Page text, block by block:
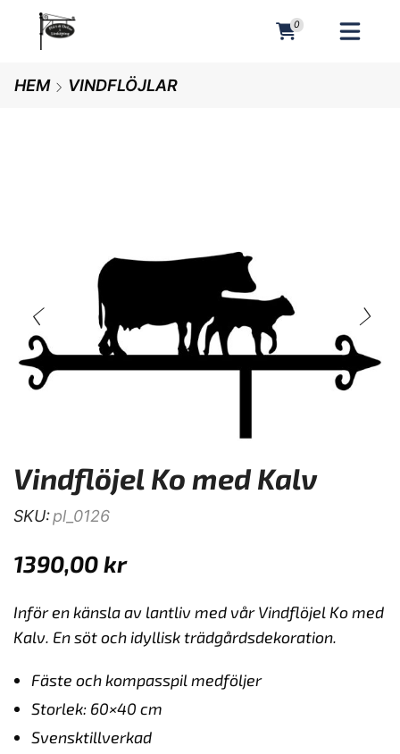
0
HEM VINDFLÖJLAR
Vindflöjel Ko med Kalv
SKU:pl_0126
1390,00kr
Inför en känsla av lantliv med vår Vindflöjel Ko med
Kalv. En söt och idyllisk trädgårdsdekoration.
Fäste och kompasspil medföljer
Storlek: 60×40 cm
Svensktillverkad